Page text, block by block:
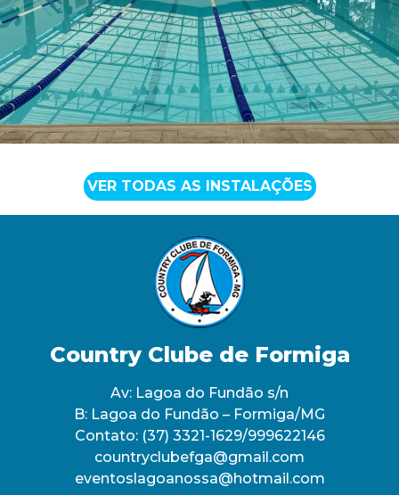
VER TODAS AS INSTALAÇÕES
Country Clube de Formiga
Av: Lagoa do Fundão s/n
B: Lagoa do Fundão – Formiga/MG
Contato: (37) 3321-1629/999622146
countryclubefga@gmail.com
eventoslagoanossa@hotmail.com